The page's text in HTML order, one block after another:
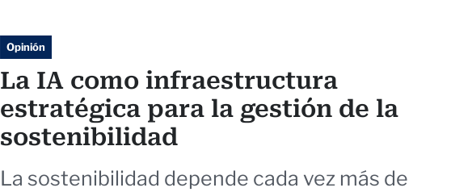
Opinión
La IA como infraestructura
estratégica para la gestión de la
sostenibilidad
La sostenibilidad depende cada vez más de